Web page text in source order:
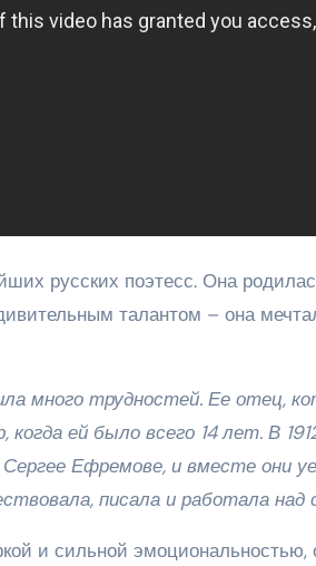
русских поэтесс. Она
талантом – она
много трудностей. Ее отец,
когда ей было всего 14 лет. В
Сергее Ефремове, и вместе они
писала и работала над
и сильной эмоциональностью,